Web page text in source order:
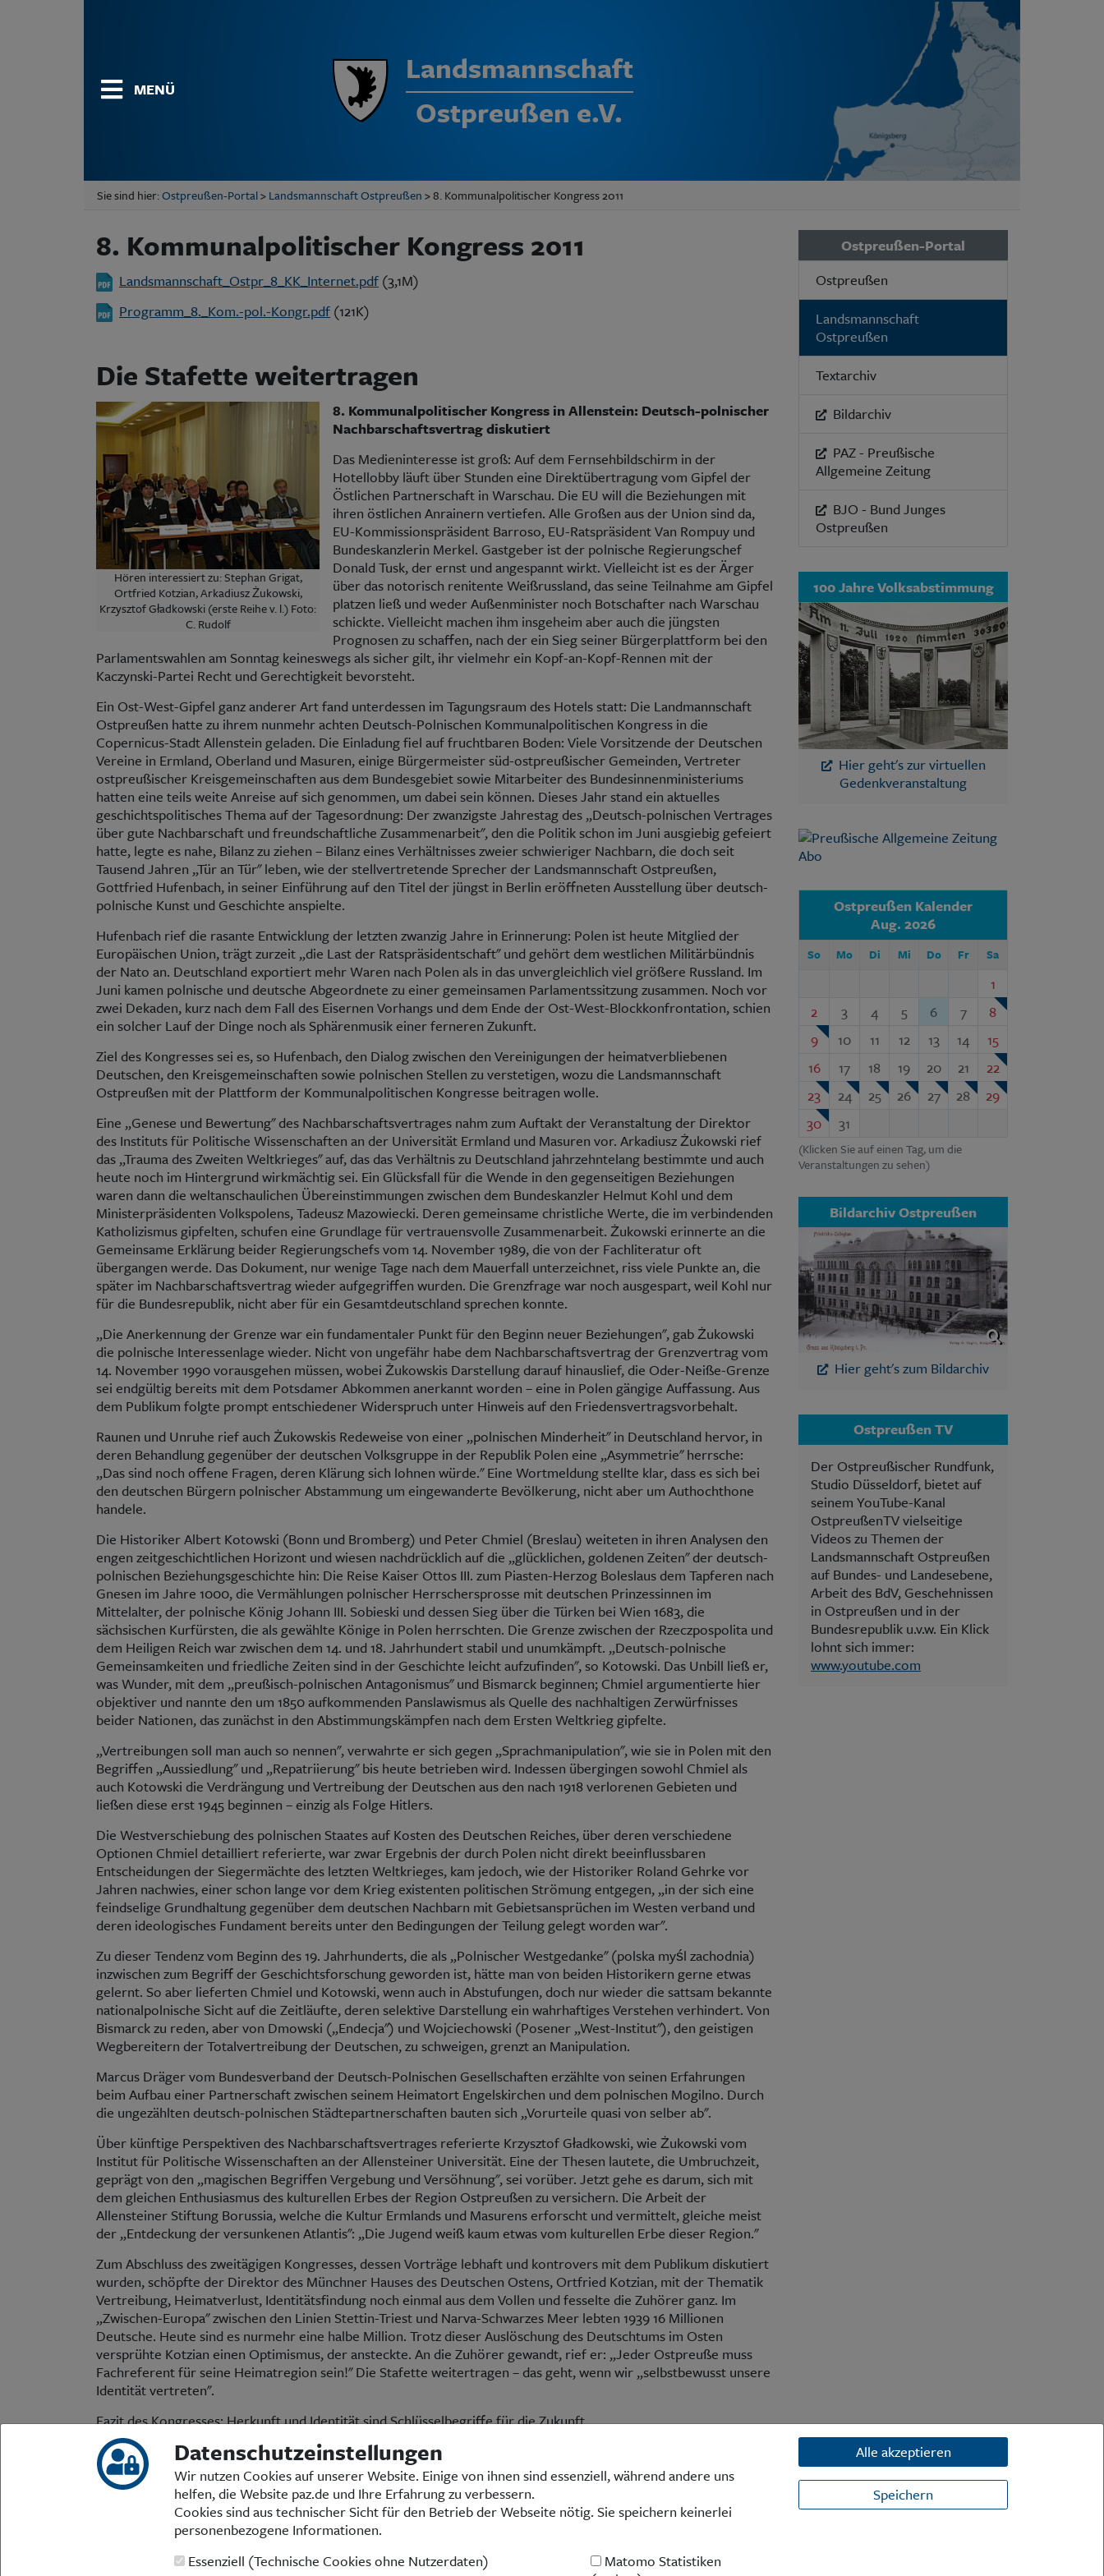
MENÜ
Landsmannschaft
Ostpreußen e.V.
Sie sind hier:Ostpreußen-Portal>Landsmannschaft Ostpreußen> 8. Kommunalpolitischer Kongress 2011
8. Kommunalpolitischer Kongress 2011
Landsmannschaft_Ostpr_8_KK_Internet.pdf (3,1M)
Programm_8._Kom.-pol.-Kongr.pdf (121K)
Die Stafette weitertragen
Hören interessiert zu: Stephan Grigat,
Ortfried Kotzian, Arkadiusz Żukowski,
Krzysztof Gładkowski (erste Reihe v. l.) Foto:
C. Rudolf
8. Kommunalpolitischer Kongress in Allenstein: Deutsch-polnischer
Nachbarschaftsvertrag diskutiert
Das Medieninteresse ist groß: Auf dem Fernsehbildschirm in der
Hotellobby läuft über Stunden eine Direktübertragung vom Gipfel der
Östlichen Partnerschaft in Warschau. Die EU will die Beziehungen mit
ihren östlichen Anrainern vertiefen. Alle Großen aus der Union sind da,
EU-Kommissionspräsident Barroso, EU-Ratspräsident Van Rompuy und
Bundeskanzlerin Merkel. Gastgeber ist der polnische Regierungschef
Donald Tusk, der ernst und angespannt wirkt. Vielleicht ist es der Ärger
über das notorisch renitente Weißrussland, das seine Teilnahme am Gipfel
platzen ließ und weder Außenminister noch Botschafter nach Warschau
schick­te. Vielleicht machen ihm insgeheim aber auch die jüngsten
Prognosen zu schaffen, nach der ein Sieg seiner Bürgerplattform bei den
Parlamentswahlen am Sonntag keineswegs als sicher gilt, ihr vielmehr ein Kopf-an-Kopf-Rennen mit der
Kaczynski-Partei Recht und Gerechtigkeit bevorsteht.
Ein Ost-West-Gipfel ganz anderer Art fand unterdessen im Tagungsraum des Hotels statt: Die Landmannschaft
Ostpreußen hatte zu ihrem nunmehr achten Deutsch-Polnischen Kommunalpolitischen Kongress in die
Copernicus-Stadt Allenstein geladen. Die Einladung fiel auf fruchtbaren Boden: Viele Vorsitzende der Deutschen
Vereine in Ermland, Oberland und Masuren, einige Bürgermeister süd-ostpreußischer Gemeinden, Vertreter
ostpreußischer Kreisgemeinschaften aus dem Bundesgebiet sowie Mitarbeiter des Bundesinnenministeriums
hatten eine teils weite Anreise auf sich genommen, um dabei sein können. Dieses Jahr stand ein aktuelles
geschichtspolitisches Thema auf der Tagesordnung: Der zwanzigste Jahrestag des „Deutsch-polnischen Vertrages
über gute Nachbarschaft und freundschaftliche Zusammenarbeit", den die Politik schon im Juni ausgiebig gefeiert
hatte, legte es nahe, Bilanz zu ziehen – Bilanz eines Verhältnisses zweier schwieriger Nachbarn, die doch seit
Tausend Jahren „Tür an Tür" leben, wie der stellvertretende Sprecher der Landsmannschaft Ostpreußen,
Gottfried Hufenbach, in seiner Einführung auf den Titel der jüngst in Berlin eröffneten Ausstellung über deutsch-
polnische Kunst und Geschichte anspielte.
Hufenbach rief die rasante Entwicklung der letzten zwanzig Jahre in Erinnerung: Polen ist heute Mitglied der
Europäischen Union, trägt zurzeit „die Last der Ratspräsidentschaft" und gehört dem westlichen Militärbündnis
der Nato an. Deutschland exportiert mehr Waren nach Polen als in das unvergleichlich viel größere Russland. Im
Juni kamen polnische und deutsche Abgeordnete zu einer gemeinsamen Parlamentssitzung zusammen. Noch vor
zwei Dekaden, kurz nach dem Fall des Eisernen Vorhangs und dem Ende der Ost-West-Blockkonfrontation, schien
ein solcher Lauf der Dinge noch als Sphärenmusik einer ferneren Zukunft.
Ziel des Kongresses sei es, so Hufenbach, den Dialog zwischen den Vereinigungen der heimatverbliebenen
Deutschen, den Kreisgemeinschaften sowie polnischen Stellen zu verstetigen, wozu die Landsmannschaft
Ostpreußen mit der Plattform der Kommunalpolitischen Kongresse beitragen wolle.
Eine „Genese und Bewertung" des Nachbarschaftsvertrages nahm zum Auftakt der Veranstaltung der Direktor
des Instituts für Politische Wissenschaften an der Universität Ermland und Masuren vor. Arkadiusz Żukowski rief
das „Trauma des Zweiten Weltkrieges" auf, das das Verhältnis zu Deutschland jahrzehntelang bestimmte und auch
heute noch im Hintergrund wirkmächtig sei. Ein Glücksfall für die Wende in den gegenseitigen Beziehungen
waren dann die weltanschaulichen Übereinstimmungen zwischen dem Bundeskanzler Helmut Kohl und dem
Ministerpräsidenten Volkspolens, Tadeusz Mazowiecki. Deren gemeinsame christliche Werte, die im verbindenden
Katholizismus gipfelten, schufen eine Grundlage für vertrauensvolle Zusammenarbeit. Żukowski erinnerte an die
Gemeinsame Erklärung beider Regierungschefs vom 14. November 1989, die von der Fachliteratur oft
übergangen werde. Das Dokument, nur wenige Tage nach dem Mauerfall unterzeichnet, riss viele Punkte an, die
später im Nachbarschaftsvertrag wieder aufgegriffen wurden. Die Grenzfrage war noch ausgespart, weil Kohl nur
für die Bundesrepublik, nicht aber für ein Gesamtdeutschland sprechen konnte.
„Die Anerkennung der Grenze war ein fundamentaler Punkt für den Beginn neuer Beziehungen", gab Żukowski
die polnische Interessenlage wieder. Nicht von ungefähr habe dem Nachbarschaftsvertrag der Grenzvertrag vom
14. November 1990 vorausgehen müssen, wobei Żukowskis Darstellung darauf hinauslief, die Oder-Neiße-Grenze
sei endgültig bereits mit dem Potsdamer Abkommen anerkannt worden – eine in Polen gängige Auffassung. Aus
dem Publikum folgte prompt entschiedener Widerspruch unter Hinweis auf den Friedensvertragsvorbehalt.
Raunen und Unruhe rief auch Żukowskis Redeweise von einer „polnischen Minderheit" in Deutschland hervor, in
deren Behandlung gegenüber der deutschen Volksgruppe in der Republik Polen eine „Asymmetrie" herrsche:
„Das sind noch offene Fragen, deren Klärung sich lohnen würde." Eine Wortmeldung stellte klar, dass es sich bei
den deutschen Bürgern polnischer Abstammung um eingewanderte Bevölkerung, nicht aber um Authochthone
handele.
Die Historiker Albert Kotowski (Bonn und Bromberg) und Peter Chmiel (Breslau) weiteten in ihren Analysen den
engen zeitgeschichtlichen Horizont und wiesen nachdrücklich auf die „glücklichen, goldenen Zeiten" der deutsch-
polnischen Beziehungsgeschichte hin: Die Reise Kaiser Ottos III. zum Piasten-Herzog Boleslaus dem Tapferen nach
Gnesen im Jahre 1000, die Vermählungen polnischer Herrschersprosse mit deutschen Prinzessinnen im
Mittelalter, der polnische König Johann III. Sobieski und dessen Sieg über die Türken bei Wien 1683, die
sächsischen Kurfürsten, die als gewählte Könige in Polen herrschten. Die Grenze zwischen der Rzeczpospolita und
dem Heiligen Reich war zwischen dem 14. und 18. Jahrhundert stabil und unumkämpft. „Deutsch-polnische
Gemeinsamkeiten und friedliche Zeiten sind in der Geschichte leicht aufzufinden", so Kotowski. Das Unbill ließ er,
was Wunder, mit dem „preußisch-polnischen Antagonismus" und Bismarck beginnen; Chmiel argumentierte hier
objektiver und nannte den um 1850 aufkommenden Panslawismus als Quelle des nachhaltigen Zerwürfnisses
beider Nationen, das zunächst in den Abstimmungskämpfen nach dem Ersten Weltkrieg gipfelte.
„Vertreibungen soll man auch so nennen", verwahrte er sich gegen „Sprachmanipulation", wie sie in Polen mit den
Begriffen „Aussiedlung" und „Repatriierung" bis heute betrieben wird. Indessen übergingen sowohl Chmiel als
auch Kotowski die Verdrängung und Vertreibung der Deutschen aus den nach 1918 verlorenen Gebieten und
ließen diese erst 1945 beginnen – einzig als Folge Hitlers.
Die Westverschiebung des polnischen Staates auf Kosten des Deutschen Reiches, über deren verschiedene
Optionen Chmiel detailliert referierte, war zwar Ergebnis der durch Polen nicht direkt beeinflussbaren
Entscheidungen der Siegermächte des letzten Weltkrieges, kam jedoch, wie der Historiker Roland Gehrke vor
Jahren nachwies, einer schon lange vor dem Krieg existenten politischen Strömung entgegen, „in der sich eine
feindselige Grundhaltung gegenüber dem deutschen Nachbarn mit Gebietsansprüchen im Westen verband und
deren ideologisches Fundament bereits unter den Bedingungen der Teilung gelegt worden war".
Zu dieser Tendenz vom Beginn des 19. Jahrhunderts, die als „Polnischer Westgedanke" (polska myśl zachodnia)
inzwischen zum Begriff der Geschichtsforschung geworden ist, hätte man von beiden Historikern gerne etwas
gelernt. So aber lieferten Chmiel und Kotowski, wenn auch in Abstufungen, doch nur wieder die sattsam bekannte
nationalpolnische Sicht auf die Zeitläufte, deren selektive Darstellung ein wahrhaftiges Verstehen verhindert. Von
Bismarck zu reden, aber von Dmowski („Endecja") und Wojciechowski (Posener „West-Institut"), den geistigen
Wegbereitern der Totalvertreibung der Deutschen, zu schweigen, grenzt an Manipulation.
Marcus Dräger vom Bundesverband der Deutsch-Polnischen Gesellschaften erzählte von seinen Erfahrungen
beim Aufbau einer Partnerschaft zwischen seinem Heimatort Engelskirchen und dem polnischen Mogilno. Durch
die ungezählten deutsch-polnischen Städtepartnerschaften bauten sich „Vorurteile quasi von selber ab".
Über künftige Perspektiven des Nachbarschaftsvertrages referierte Krzysztof Gładkowski, wie Żukowski vom
Institut für Politische Wissenschaften an der Allensteiner Universität. Eine der Thesen lautete, die Umbruchzeit,
geprägt von den „magischen Begriffen Vergebung und Versöhnung", sei vorüber. Jetzt gehe es darum, sich mit
dem gleichen Enthusiasmus des kulturellen Erbes der Region Ostpreußen zu versichern. Die Arbeit der
Allensteiner Stiftung Borussia, welche die Kultur Ermlands und Masurens erforscht und vermittelt, gleiche meist
der „Entdeckung der versunkenen Atlantis": „Die Jugend weiß kaum etwas vom kulturellen Erbe dieser Region."
Zum Abschluss des zweitägigen Kongresses, dessen Vorträge lebhaft und kontrovers mit dem Publikum diskutiert
wurden, schöpfte der Direktor des Münchner Hauses des Deutschen Ostens, Ortfried Kotzian, mit der Thematik
Vertreibung, Heimatverlust, Identitätsfindung noch einmal aus dem Vollen und fesselte die Zuhörer ganz. Im
„Zwischen-Europa" zwischen den Linien Stettin-Triest und Narva-Schwarzes Meer lebten 1939 16 Millionen
Deutsche. Heute sind es nurmehr eine halbe Million. Trotz dieser Auslöschung des Deutschtums im Osten
versprühte Kotzian einen Optimismus, der ansteckte. An die Zuhörer gewandt, rief er: „Jeder Ostpreuße muss
Fachreferent für seine Heimatregion sein!" Die Stafette weitertragen – das geht, wenn wir „selbstbewusst unsere
Identität vertreten".
Fazit des Kongresses: Herkunft und Identität sind Schlüsselbegriffe für die Zukunft.
Christian Rudolf
Ostpreußen-Portal
Ostpreußen
Landsmannschaft
Ostpreußen
Textarchiv
Bildarchiv
PAZ - Preußische
Allgemeine Zeitung
BJO - Bund Junges
Ostpreußen
100 Jahre Volksabstimmung
Hier geht's zur virtuellen
Gedenkveranstaltung
Ostpreußen Kalender
Aug. 2026
So Mo Di Mi Do Fr Sa
1
2
3 4 5 6 7
8
9
10 11 12 13 14
15
16
17 18 19 20 21
22
23
24 25 26 27 28
29
30
31
(Klicken Sie auf einen Tag, um die
Veranstaltungen zu sehen)
Bildarchiv Ostpreußen
Hier geht's zum Bildarchiv
Ostpreußen TV
Der Ostpreußischer Rundfunk,
Studio Düsseldorf, bietet auf
seinem YouTube-Kanal
OstpreußenTV vielseitige
Videos zu Themen der
Landsmannschaft Ostpreußen
auf Bundes- und Landesebene,
Arbeit des BdV, Geschehnissen
in Ostpreußen und in der
Bundesrepublik u.v.w. Ein Klick
lohnt sich immer:
www.youtube.com
© 2026 Landsmannschaft Ostpreußen e.V.
Datenschutzeinstellungen
Wir nutzen Cookies auf unserer Website. Einige von ihnen sind essenziell, während andere uns
helfen, die Website paz.de und Ihre Erfahrung zu verbessern.
Cookies sind aus technischer Sicht für den Betrieb der Webseite nötig. Sie speichern keinerlei
personenbezogene Informationen.
Essenziell (Technische Cookies ohne Nutzerdaten)
Matomo Statistiken
Alle akzeptieren
Speichern